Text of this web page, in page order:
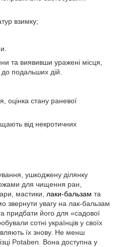
взимку;
та виявивши уражені місця,
до подальших дій.
оцінка стану раневої
від некротичних
ушкоджену ділянку
для чищення ран,
мастики, лаки-бальзам та
звернути увагу на лак-бальзам
придбати його для «садової
сотні українців у своїх
їх знову. Не менш
Potaben. Вона доступна у